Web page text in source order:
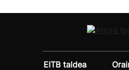
EITB taldea